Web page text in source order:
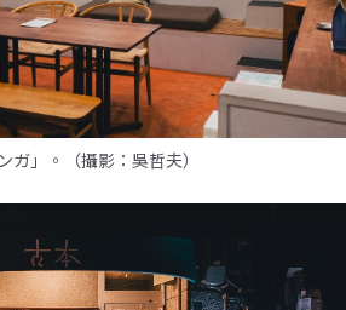
ガ」。（攝影：吳哲夫）